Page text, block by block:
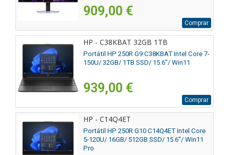
909,00 €
Comprar
HP - C38KBAT 32GB 1TB
Portátil HP 250R G9 C38KBAT Intel Core 7-
150U/ 32GB/ 1TB SSD/ 15.6"/ Win11
939,00 €
Comprar
HP - C14Q4ET
Portátil HP 250R G10 C14Q4ET Intel Core
5-120U/ 16GB/ 512GB SSD/ 15.6"/ Win11
Pro